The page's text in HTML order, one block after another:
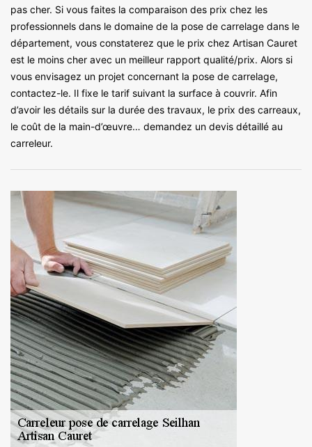
pas cher. Si vous faites la comparaison des prix chez les
professionnels dans le domaine de la pose de carrelage dans le
département, vous constaterez que le prix chez Artisan Cauret
est le moins cher avec un meilleur rapport qualité/prix. Alors si
vous envisagez un projet concernant la pose de carrelage,
contactez-le. Il fixe le tarif suivant la surface à couvrir. Afin
d’avoir les détails sur la durée des travaux, le prix des carreaux,
le coût de la main-d’œuvre… demandez un devis détaillé au
carreleur.